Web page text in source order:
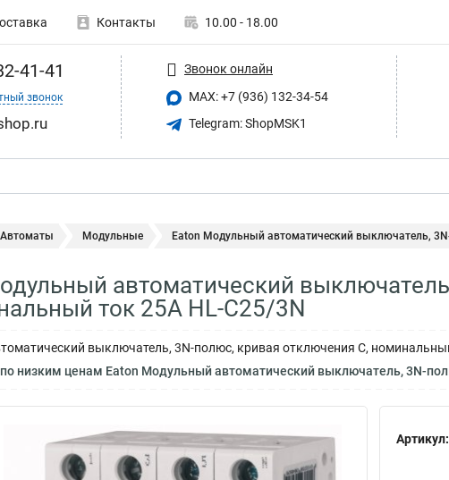
Контакты 10.00 - 18.00
41-41
звонок
Звонок онлайн
MAX: +7 (936) 132-34-54
Telegram: ShopMSK1
Автоматы Модульные Eaton Модульный автоматический выключатель,
автоматический
ток 25А HL-C25/3N
выключатель, 3N-полюс, кривая отключения C,
низким ценам Eaton Модульный автоматический выключатель, 3N-
Артикул: